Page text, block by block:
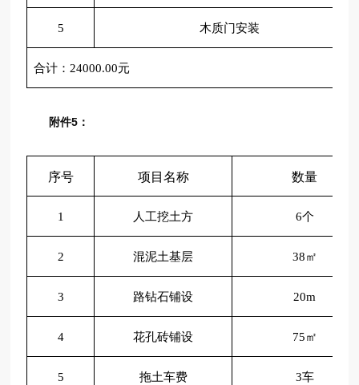
5 木质门安装
合计：24000.00元
附件5：
序号 项目名称 数量
1 人工挖土方 6个
2 混泥土基层 38㎡
3 路钻石铺设 20m
4 花孔砖铺设 75㎡
5 拖土车费 3车